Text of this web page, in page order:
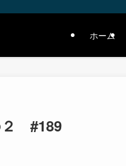
ホーム
２ #189